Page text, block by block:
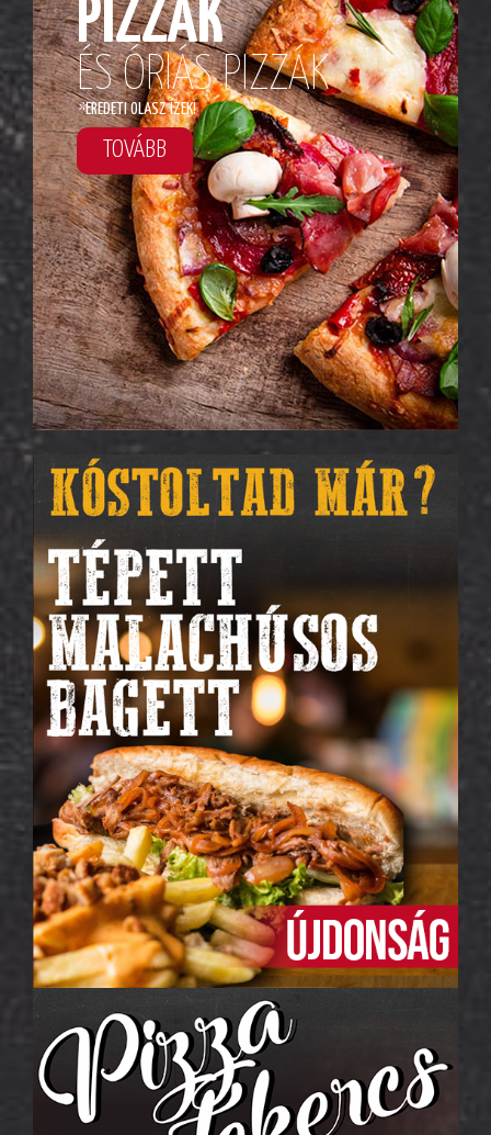
PIZZÁK
ÉS ÓRIÁS PIZZÁK
*EREDETI OLASZ ÍZEK!
TOVÁBB